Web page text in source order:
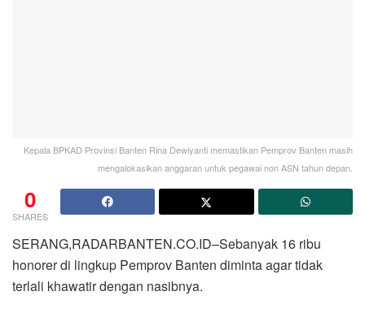
Kepala BPKAD Provinsi Banten Rina Dewiyanti memastikan Pemprov Banten masih
mengalokasikan anggaran untuk pegawai non ASN tahun depan.
0
SHARES
SERANG,RADARBANTEN.CO.ID–Sebanyak 16 ribu
honorer di lingkup Pemprov Banten diminta agar tidak
terlali khawatir dengan nasibnya.